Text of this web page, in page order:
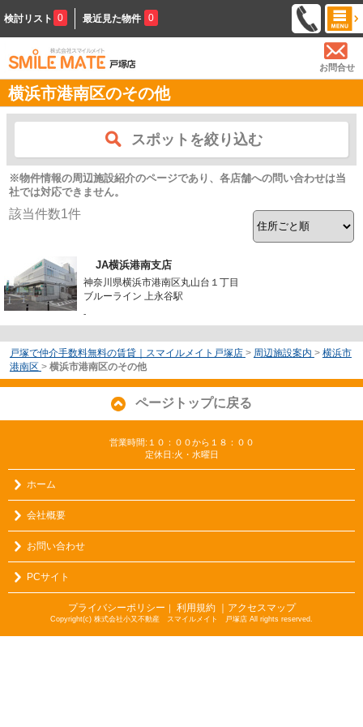
検討リスト 0 最近見た物件 0
お問合せ
横浜市港南区のその他
スポットを絞り込む
※物件情報の周辺施設紹介のページであり、各店舗への問い合わせは当
社では対応できません。
該当件数1件
JA横浜港南支店
神奈川県横浜市港南区丸山台１丁目
ブルーライン 上永谷駅
-
戸塚で仲介手数料無料の賃貸｜スマイルメイト戸塚店 > 周辺施設案内 > 横浜市
港南区 > 横浜市港南区のその他
ページトップに戻る
営業時間:１０：００から１８：００
定休日:火・水曜日
ホーム
会社概要
お問い合わせ
PCサイト
プライバシーポリシー ｜ 利用規約 ｜アクセスマップ
Copyright(c) 株式会社小又不動産 スマイルメイト 戸塚店 All rights reserved.